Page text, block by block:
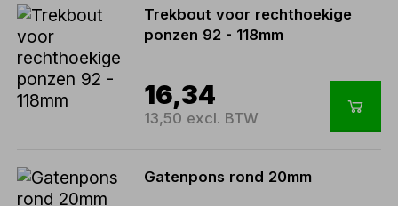
Trekbout voor rechthoekige
ponzen 92 - 118mm
16,34
13,50 excl. BTW
Gatenpons rond 20mm